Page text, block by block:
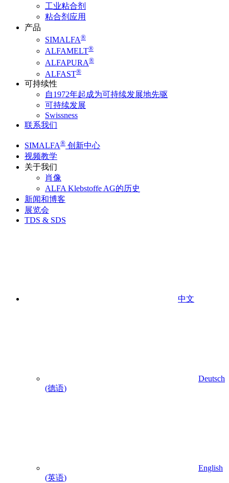
工业粘合剂
粘合剂应用
产品
SIMALFA®
ALFAMELT®
ALFAPURA®
ALFAST®
可持续性
自1972年起成为可持续发展地先驱
可持续发展
Swissness
联系我们
SIMALFA® 创新中心
视频教学
关于我们
肖像
ALFA Klebstoffe AG的历史
新闻和博客
展览会
TDS & SDS
中文
Deutsch
(德语)
English
(英语)